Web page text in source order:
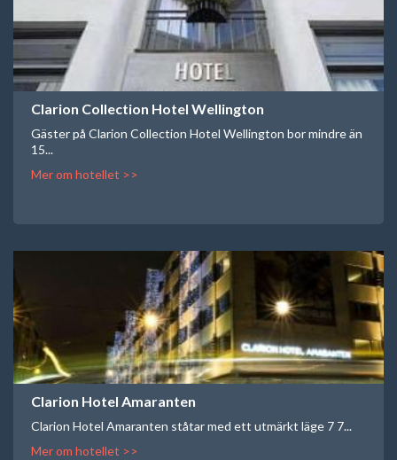
Clarion Collection Hotel Wellington
Gäster på Clarion Collection Hotel Wellington bor mindre än
15...
Mer om hotellet >>
Clarion Hotel Amaranten
Clarion Hotel Amaranten ståtar med ett utmärkt läge 7 7...
Mer om hotellet >>